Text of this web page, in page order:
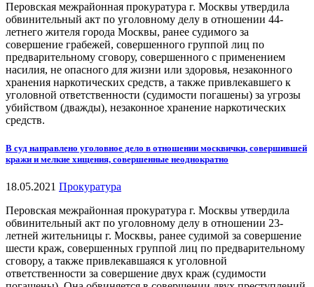
Перовская межрайонная прокуратура г. Москвы утвердила
обвинительный акт по уголовному делу в отношении 44-
летнего жителя города Москвы, ранее судимого за
совершение грабежей, совершенного группой лиц по
предварительному сговору, совершенного с применением
насилия, не опасного для жизни или здоровья, незаконного
хранения наркотических средств, а также привлекавшего к
уголовной ответственности (судимости погашены) за угрозы
убийством (дважды), незаконное хранение наркотических
средств.
В суд направлено уголовное дело в отношении москвички, совершившей
кражи и мелкие хищения, совершенные неоднократно
18.05.2021 Прокуратура
Перовская межрайонная прокуратура г. Москвы утвердила
обвинительный акт по уголовному делу в отношении 23-
летней жительницы г. Москвы, ранее судимой за совершение
шести краж, совершенных группой лиц по предварительному
сговору, а также привлекавшаяся к уголовной
ответственности за совершение двух краж (судимости